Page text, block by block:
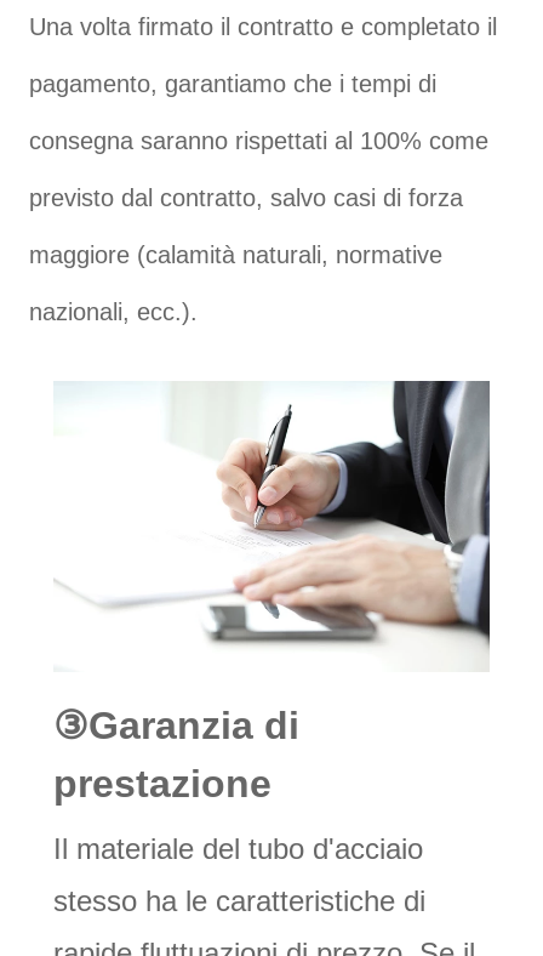
Una volta firmato il contratto e completato il
pagamento, garantiamo che i tempi di
consegna saranno rispettati al 100% come
previsto dal contratto, salvo casi di forza
maggiore (calamità naturali, normative
nazionali, ecc.).
③Garanzia di
prestazione
Il materiale del tubo d'acciaio
stesso ha le caratteristiche di